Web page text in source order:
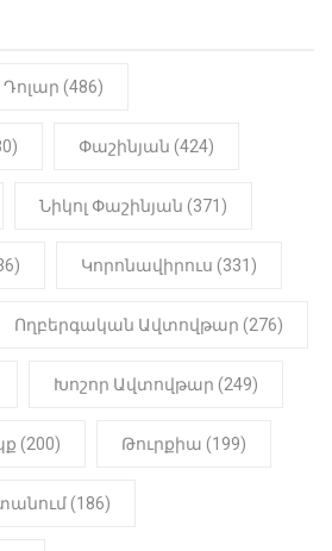
Փաշինյան
22:01
համար
Դոլար (486)
Փաշինյան (424)
Նիկոլ Փաշինյան (371)
Կորոնավիրուս (331)
Ողբերգական Ավտովթար (276)
Խոշոր Ավտովթար (249)
(200) Թուրքիա (199)
(186)